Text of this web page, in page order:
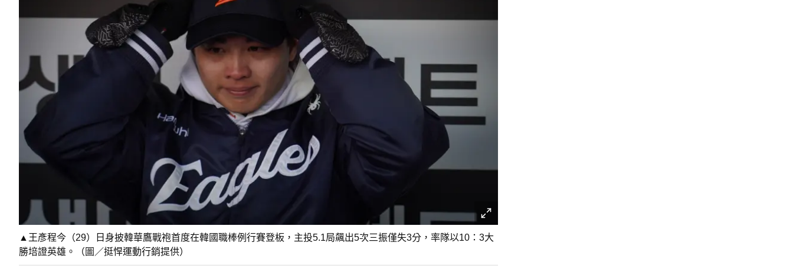
▲王彥程今（29）日身披韓華鷹戰袍首度在韓國職棒例行賽登板，主投5.1局飆出5次三振僅失3分，率隊以10：3大
勝培證英雄。（圖／挺悍運動行銷提供）